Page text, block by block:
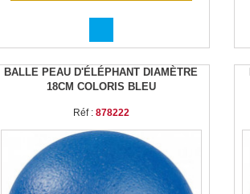
BALLE PEAU D'ÉLÉPHANT DIAMÈTRE
18CM COLORIS BLEU
Réf : 878222